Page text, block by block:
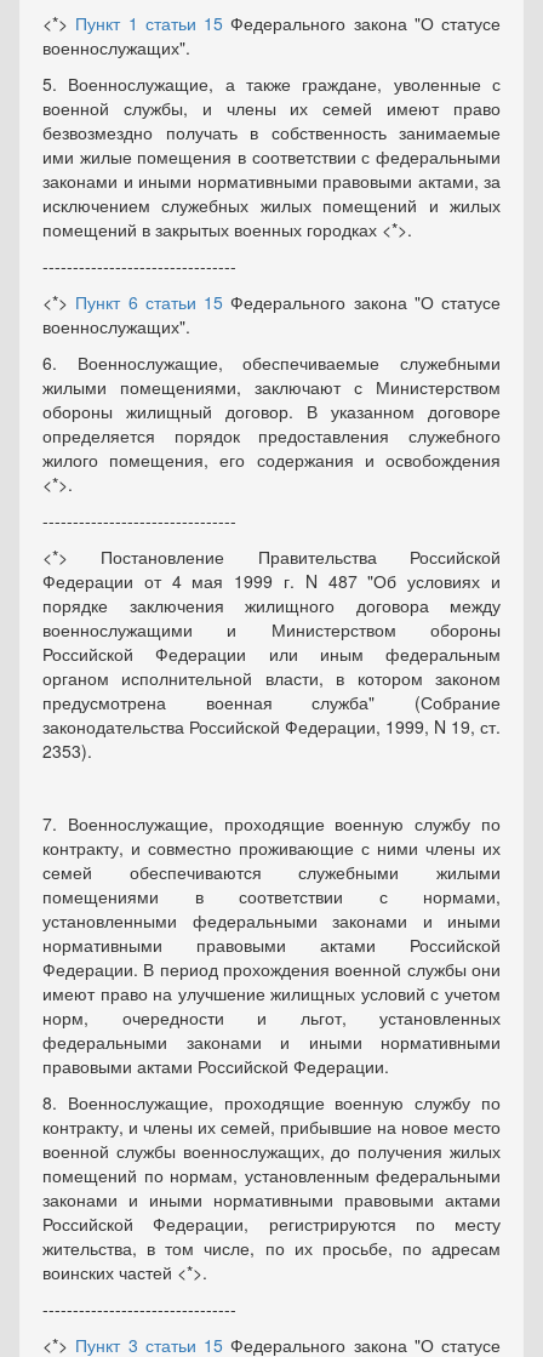
<*> Пункт 1 статьи 15 Федерального закона "О статусе
военнослужащих".
5. Военнослужащие, а также граждане, уволенные с
военной службы, и члены их семей имеют право
безвозмездно получать в собственность занимаемые
ими жилые помещения в соответствии с федеральными
законами и иными нормативными правовыми актами, за
исключением служебных жилых помещений и жилых
помещений в закрытых военных городках <*>.
--------------------------------
<*> Пункт 6 статьи 15 Федерального закона "О статусе
военнослужащих".
6. Военнослужащие, обеспечиваемые служебными
жилыми помещениями, заключают с Министерством
обороны жилищный договор. В указанном договоре
определяется порядок предоставления служебного
жилого помещения, его содержания и освобождения
<*>.
--------------------------------
<*> Постановление Правительства Российской
Федерации от 4 мая 1999 г. N 487 "Об условиях и
порядке заключения жилищного договора между
военнослужащими и Министерством обороны
Российской Федерации или иным федеральным
органом исполнительной власти, в котором законом
предусмотрена военная служба" (Собрание
законодательства Российской Федерации, 1999, N 19, ст.
2353).
7. Военнослужащие, проходящие военную службу по
контракту, и совместно проживающие с ними члены их
семей обеспечиваются служебными жилыми
помещениями в соответствии с нормами,
установленными федеральными законами и иными
нормативными правовыми актами Российской
Федерации. В период прохождения военной службы они
имеют право на улучшение жилищных условий с учетом
норм, очередности и льгот, установленных
федеральными законами и иными нормативными
правовыми актами Российской Федерации.
8. Военнослужащие, проходящие военную службу по
контракту, и члены их семей, прибывшие на новое место
военной службы военнослужащих, до получения жилых
помещений по нормам, установленным федеральными
законами и иными нормативными правовыми актами
Российской Федерации, регистрируются по месту
жительства, в том числе, по их просьбе, по адресам
воинских частей <*>.
--------------------------------
<*> Пункт 3 статьи 15 Федерального закона "О статусе